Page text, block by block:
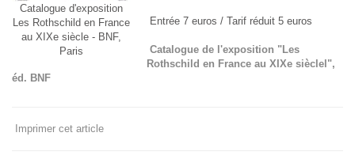
Catalogue d'exposition
Les Rothschild en France
au XIXe siècle - BNF,
Paris
Entrée 7 euros / Tarif réduit 5 euros
Catalogue de l'exposition "Les
Rothschild en France au XIXe sièclel",
éd. BNF
Imprimer cet article